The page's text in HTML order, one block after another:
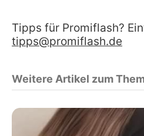
Tipps für Promiflash?
tipps@promiflash.de
Weitere Artikel zum